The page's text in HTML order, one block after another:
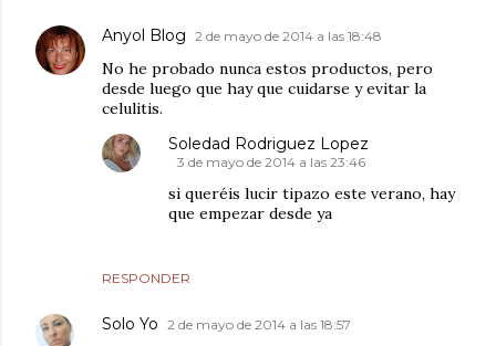
Anyol Blog 2 de mayo de 2014 a las 18:48
No he probado nunca estos productos, pero
desde luego que hay que cuidarse y evitar la
celulitis.
RESPONDER
Soledad Rodriguez Lopez
3 de mayo de 2014 a las 23:46
si queréis lucir tipazo este verano, hay
que empezar desde ya
Solo Yo 2 de mayo de 2014 a las 18:57